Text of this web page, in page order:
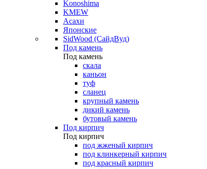
Konoshima
KMEW
Асахи
Японские
SidWood (СайдВуд)
Под камень
Под камень
скала
каньон
туф
сланец
крупный камень
дикий камень
бутовый камень
Под кирпич
Под кирпич
под жженый кирпич
под клинкерный кирпич
под красный кирпич